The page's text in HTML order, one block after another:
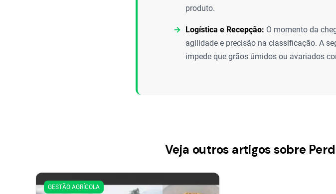
produto.
Logística e Recepção: O momento da
agilidade e precisão na classificação. A
impede que grãos úmidos ou avariados
Veja outros artigos sobre
GESTÃO AGRÍCOLA